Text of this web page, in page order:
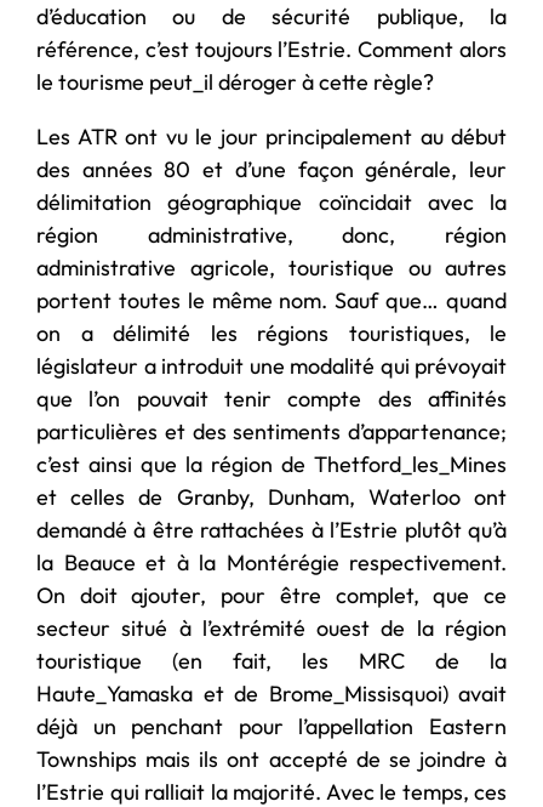
d’éducation ou de sécurité publique, la
référence, c’est toujours l’Estrie. Comment alors
le tourisme peut_il déroger à cette règle?
Les ATR ont vu le jour principalement au début
des années 80 et d’une façon générale, leur
délimitation géographique coïncidait avec la
région administrative, donc, région
administrative agricole, touristique ou autres
portent toutes le même nom. Sauf que… quand
on a délimité les régions touristiques, le
législateur a introduit une modalité qui prévoyait
que l’on pouvait tenir compte des affinités
particulières et des sentiments d’appartenance;
c’est ainsi que la région de Thetford_les_Mines
et celles de Granby, Dunham, Waterloo ont
demandé à être rattachées à l’Estrie plutôt qu’à
la Beauce et à la Montérégie respectivement.
On doit ajouter, pour être complet, que ce
secteur situé à l’extrémité ouest de la région
touristique (en fait, les MRC de la
Haute_Yamaska et de Brome_Missisquoi) avait
déjà un penchant pour l’appellation Eastern
Townships mais ils ont accepté de se joindre à
l’Estrie qui ralliait la majorité. Avec le temps, ces